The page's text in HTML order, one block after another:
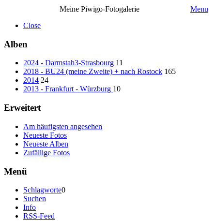
Meine Piwigo-Fotogalerie
Menu
Close
Alben
2024 - Darmstah3-Strasbourg 11
2018 - BU24 (meine Zweite) + nach Rostock 165
2014 24
2013 - Frankfurt - Würzburg 10
Erweitert
Am häufigsten angesehen
Neueste Fotos
Neueste Alben
Zufällige Fotos
Menü
Schlagworte0
Suchen
Info
RSS-Feed